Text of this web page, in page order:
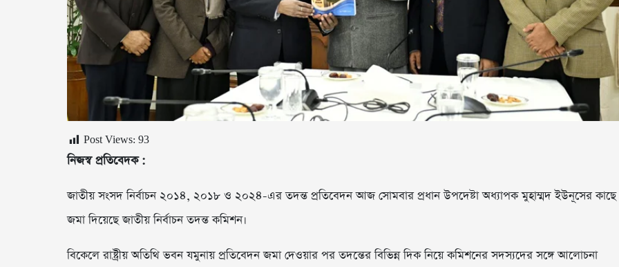
Post Views: 93
নিজস্ব প্রতিবেদক :
জাতীয় সংসদ নির্বাচন ২০১৪, ২০১৮ ও ২০২৪-এর তদন্ত প্রতিবেদন আজ সোমবার প্রধান উপদেষ্টা অধ্যাপক মুহাম্মদ ইউনূসের কাছে
জমা দিয়েছে জাতীয় নির্বাচন তদন্ত কমিশন।
বিকেলে রাষ্ট্রীয় অতিথি ভবন যমুনায় প্রতিবেদন জমা দেওয়ার পর তদন্তের বিভিন্ন দিক নিয়ে কমিশনের সদস্যদের সঙ্গে আলোচনা